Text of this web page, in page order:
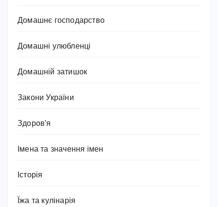
Домашнє господарство
Домашні улюбленці
Домашній затишок
Закони України
Здоров'я
Імена та значення імен
Історія
Їжа та кулінарія